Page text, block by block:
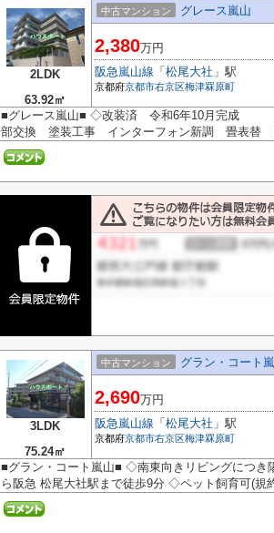
2LDK
63.92㎡
中古マンション グレース嵐山
2,380万円
阪急嵐山線 「 松尾大社 」駅
京都府京都市右京区梅津罧原町
■グレース嵐山■ ◇改装済 令和6年10月完成
部交換 塗装工事 インターフォン新調 畳表替
3LDK
75.24㎡
中古マンション グラン・コート
2,690万円
阪急嵐山線 「 松尾大社 」駅
京都府京都市右京区梅津罧原町
■グラン・コート嵐山■ ◇南東向きリビングにつ
ら阪急 松尾大社駅まで徒歩9分 ◇ペット飼育可(規